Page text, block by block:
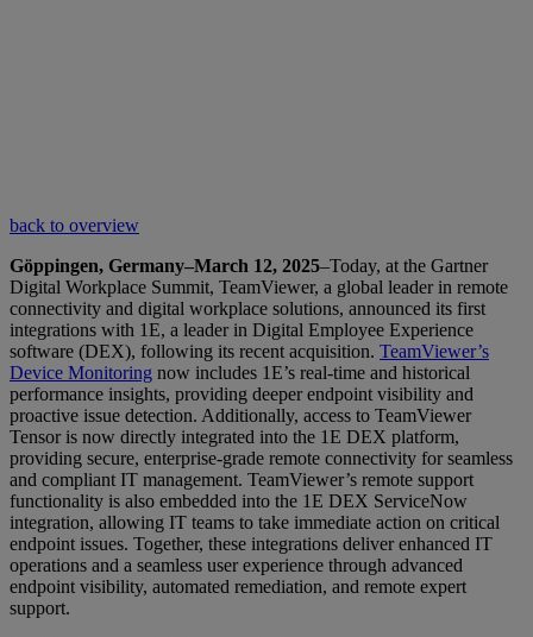
back to overview
Göppingen, Germany–March 12, 2025–Today, at the Gartner
Digital Workplace Summit, TeamViewer, a global leader in remote
connectivity and digital workplace solutions, announced its first
integrations with 1E, a leader in Digital Employee Experience
software (DEX), following its recent acquisition. TeamViewer’s
Device Monitoring now includes 1E’s real-time and historical
performance insights, providing deeper endpoint visibility and
proactive issue detection. Additionally, access to TeamViewer
Tensor is now directly integrated into the 1E DEX platform,
providing secure, enterprise-grade remote connectivity for seamless
and compliant IT management. TeamViewer’s remote support
functionality is also embedded into the 1E DEX ServiceNow
integration, allowing IT teams to take immediate action on critical
endpoint issues. Together, these integrations deliver enhanced IT
operations and a seamless user experience through advanced
endpoint visibility, automated remediation, and remote expert
support.